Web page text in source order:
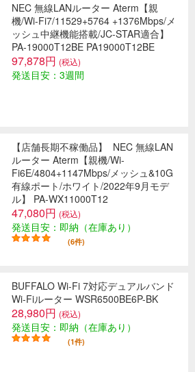
NEC 無線LANルーター Aterm【親
機/Wi-Fi7/11529+5764 +1376Mbps/メ
ッシュ中継機能搭載/JC-STAR適合】
PA-19000T12BE PA19000T12BE
97,878円 (税込)
発送目安：3週間
【店舗長期不稼働品】
NEC 無線LAN
ルーター Aterm【親機/Wi-
Fi6E/4804+1147Mbps/メッシュ&10G
有線ポート/ホワイト/2022年9月モデ
ル】 PA-WX11000T12
47,080円 (税込)
発送目安：即納（在庫あり）
(6件)
BUFFALO Wi-Fi 7対応デュアルバンド
Wi-Fiルーター WSR6500BE6P-BK
28,980円 (税込)
発送目安：即納（在庫あり）
(1件)